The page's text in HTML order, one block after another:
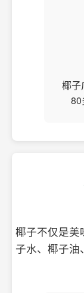
椰子
80
椰子不仅是美
子水、椰子